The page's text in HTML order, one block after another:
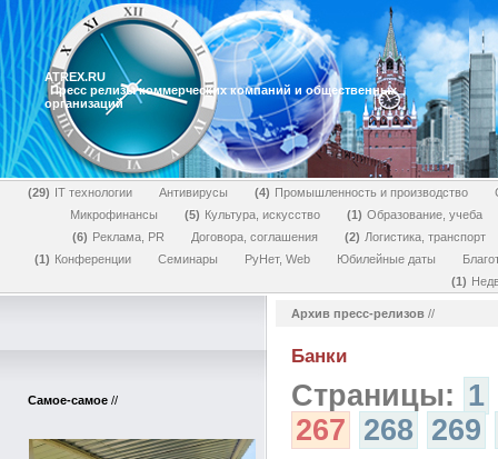
ATREX.RU
Пресс релизы коммерческих компаний и общественных
организаций
29 IT технологии Антивирусы 4 Промышленность и производство
Микрофинансы
5 Культура, искусство 1
Образование, учеба
6
Реклама, PR Договора, соглашения 2
Логистика, транспорт
1
Конференции Семинары РуНет, Web Юбилейные даты
1
Самое-самое //
Архив пресс-релизов //
Банки
Страницы: 1
267 268 269